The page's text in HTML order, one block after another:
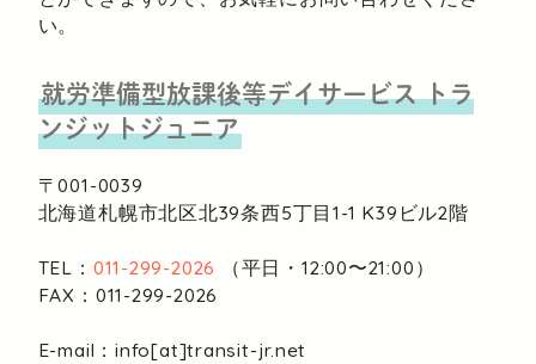
い。
就労準備型放課後等デイサービストラ
ンジットジュニア
〒001-0039
北海道札幌市北区北39条西5丁目1-1 K39ビル2階
TEL： 011-299-2026
（平日・12:00〜21:00）
FAX：011-299-2026
E-mail：info[at]transit-jr.net